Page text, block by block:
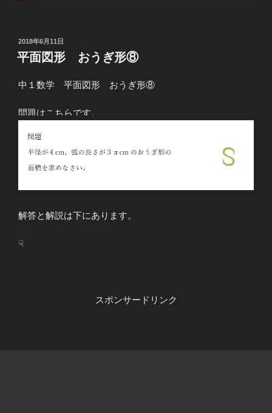
投
稿
日:
2018年6月11日
平面図形 おうぎ形⑧
中１数学 平面図形 おうぎ形⑧
問題はこちらです。
解答と解説は下にあります。
☟
スポンサードリンク